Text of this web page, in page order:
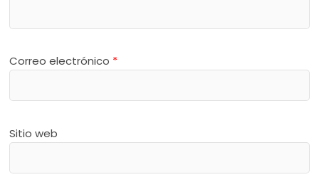
Correo electrónico *
Sitio web